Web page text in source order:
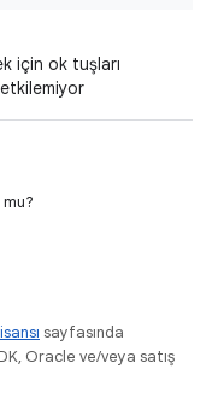
için ok tuşları
etkilemiyor
mu?
sayfasında
Oracle ve/veya satış